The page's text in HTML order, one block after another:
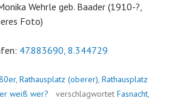
Wehrle geb. Baader (1910-?,
Foto)
47.883690, 8.344729
, Rathausplatz (oberer), Rathausplatz
weiß wer? verschlagwortet Fasnacht,